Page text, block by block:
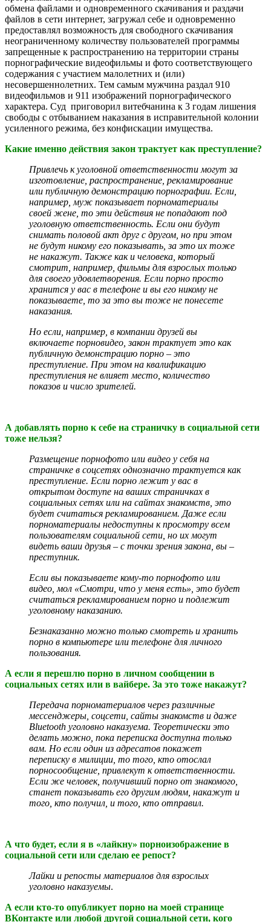
обмена файлами и одновременного скачивания и раздачи
файлов в сети интернет, загружал себе и одновременно
предоставлял возможность для свободного скачивания
неограниченному количеству пользователей программы
запрещенные к распространению на территории страны
порнографические видеофильмы и фото соответствующего
содержания с участием малолетних и (или)
несовершеннолетних. Тем самым мужчина раздал 910
видеофильмов и 911 изображений порнографического
характера. Суд приговорил витебчанина к 3 годам лишения
свободы с отбыванием наказания в исправительной колонии
усиленного режима, без конфискации имущества.
Какие именно действия закон трактует как преступление?
Привлечь к уголовной ответственности могут за
изготовление, распространение, рекламирование
или публичную демонстрацию порнографии. Если,
например, муж показывает порноматериалы
своей жене, то эти действия не попадают под
уголовную ответственность. Если они будут
снимать половой акт друг с другом, но при этом
не будут никому его показывать, за это их тоже
не накажут. Также как и человека, который
смотрит, например, фильмы для взрослых только
для своего удовлетворения. Если порно просто
хранится у вас в телефоне и вы его никому не
показываете, то за это вы тоже не понесете
наказания.
Но если, например, в компании друзей вы
включаете порновидео, закон трактует это как
публичную демонстрацию порно – это
преступление. При этом на квалификацию
преступления не влияет место, количество
показов и число зрителей.
А добавлять порно к себе на страничку в социальной сети
тоже нельзя?
Размещение порнофото или видео у себя на
страничке в соцсетях однозначно трактуется как
преступление. Если порно лежит у вас в
открытом доступе на ваших страничках в
социальных сетях или на сайтах знакомств, это
будет считаться рекламированием. Даже если
порноматериалы недоступны к просмотру всем
пользователям социальной сети, но их могут
видеть ваши друзья – с точки зрения закона, вы –
преступник.
Если вы показываете кому-то порнофото или
видео, мол «Смотри, что у меня есть», это будет
считаться рекламированием порно и подлежит
уголовному наказанию.
Безнаказанно можно только смотреть и хранить
порно в компьютере или телефоне для личного
пользования.
А если я перешлю порно в личном сообщении в
социальных сетях или в вайбере. За это тоже накажут?
Передача порноматериалов через различные
мессенджеры, соцсети, сайты знакомств и даже
Bluetooth уголовно наказуема. Теоретически это
делать можно, пока переписка доступна только
вам. Но если один из адресатов покажет
переписку в милиции, то того, кто отослал
порносообщение, привлекут к ответственности.
Если же человек, получивший порно от знакомого,
станет показывать его другим людям, накажут и
того, кто получил, и того, кто отправил.
А что будет, если я в «лайкну» порноизображение в
социальной сети или сделаю ее репост?
Лайки и репосты материалов для взрослых
уголовно наказуемы.
А если кто-то опубликует порно на моей странице
ВКонтакте или любой другой социальной сети, кого